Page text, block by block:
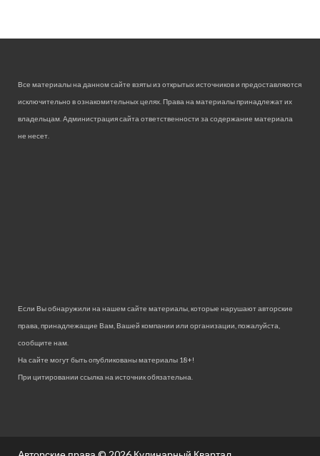
Все материалы на данном сайте взяты из открытых источников и предоставляются
исключительно в ознакомительных целях. Права на материалы принадлежат их
владельцам. Администрация сайта ответственности за содержание материала
не несет.
Если Вы обнаружили на нашем сайте материалы, которые нарушают авторские
права, принадлежащие Вам, Вашей компании или организации, пожалуйста,
сообщите нам.
На сайте могут быть опубликованы материалы 18+!
При цитировании ссылка на источник обязательна.